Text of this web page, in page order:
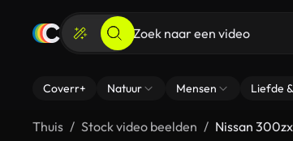
Coverr+ Natuur Mensen Liefde
Thuis Stock video beelden Nissan